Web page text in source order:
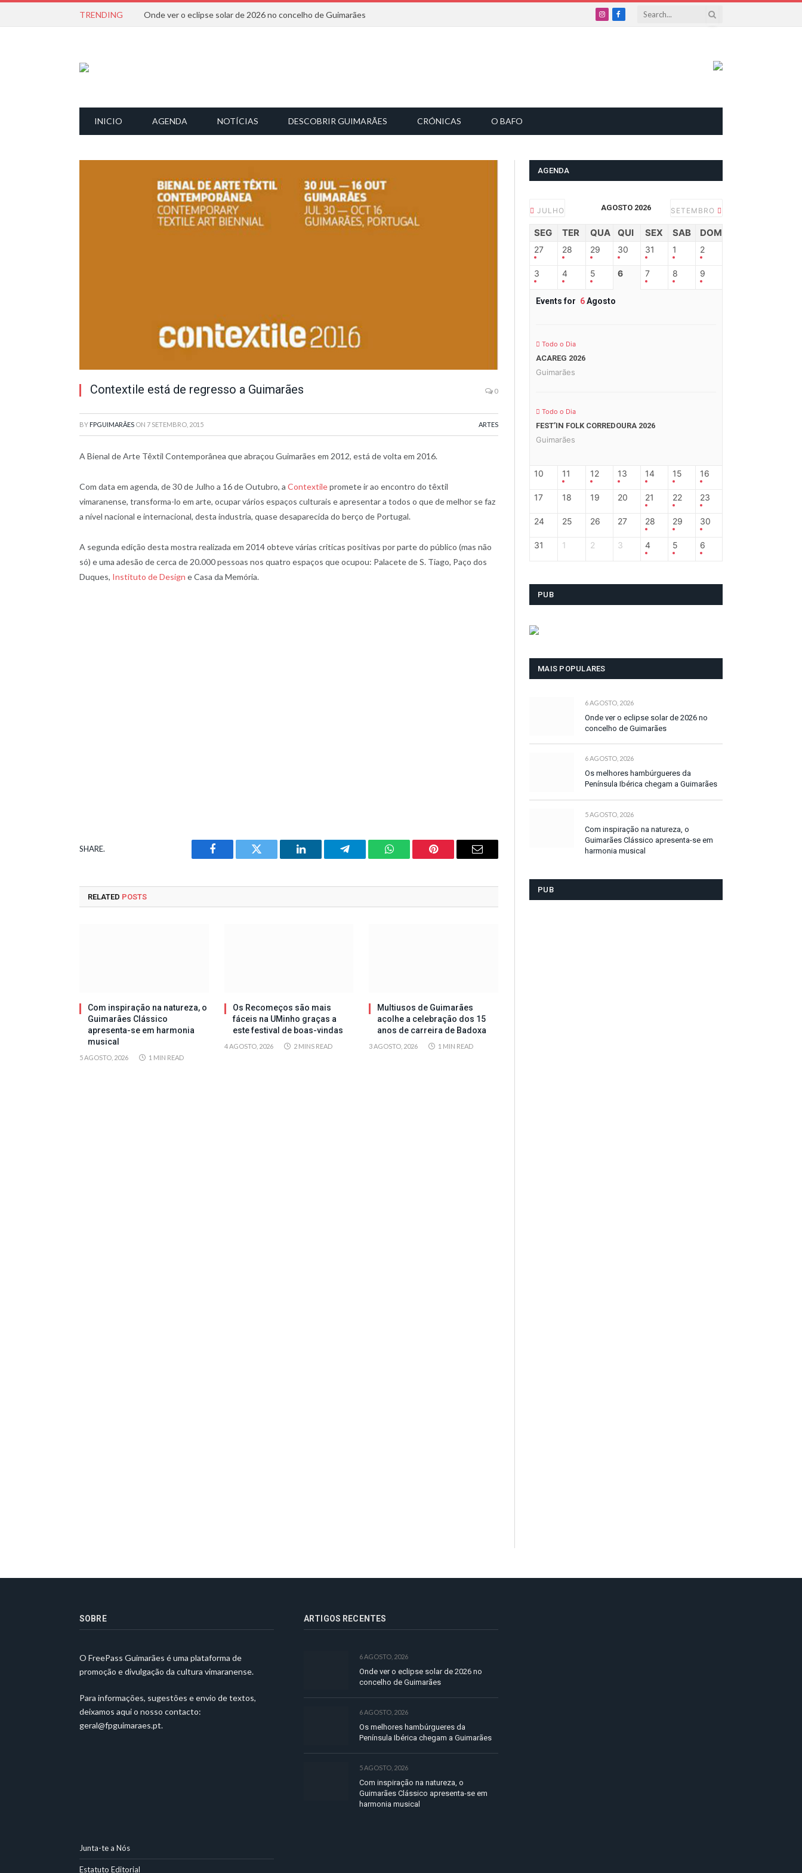
TRENDING Onde ver o eclipse solar de 2026 no concelho de Guimarães
InstagramFacebook
INICIO AGENDA NOTÍCIAS DESCOBRIR GUIMARÃES CRÓNICAS O BAFO
Contextile está de regresso a Guimarães 0
BY FPGUIMARÃES ON 7 SETEMBRO, 2015 ARTES
A Bienal de Arte Têxtil Contemporânea que abraçou Guimarães em 2012, está de volta em 2016.
Com data em agenda, de 30 de Julho a 16 de Outubro, a Contextilepromete ir ao encontro do têxtil
vimaranense, transforma-lo em arte, ocupar vários espaços culturais e apresentar a todos o que de melhor se faz
a nível nacional e internacional, desta industria, quase desaparecida do berço de Portugal.
A segunda edição desta mostra realizada em 2014 obteve várias criticas positivas por parte do público (mas não
só) e uma adesão de cerca de 20.000 pessoas nos quatro espaços que ocupou: Palacete de S. Tiago, Paço dos
Duques, Instituto de Design e Casa da Memória.
SHARE.
Facebook Twitter LinkedIn Telegram WhatsAppPinterest Email
RELATED POSTS
Com inspiração na natureza, o
Guimarães Clássico
apresenta-se em harmonia
musical
5 AGOSTO, 2026 1 MIN READ
Os Recomeços são mais
fáceis na UMinho graças a
este festival de boas-vindas
4 AGOSTO, 2026 2 MINS READ
Multiusos de Guimarães
acolhe a celebração dos 15
anos de carreira de Badoxa
3 AGOSTO, 2026 1 MIN READ
AGENDA
JULHO AGOSTO 2026 SETEMBRO
SEG TER QUA QUI SEX SAB DOM
27 28 29 30 31 1 2
3 4 5 6 7 8 9
Events for 6Agosto
Todo o Dia
ACAREG 2026
Guimarães
Todo o Dia
FEST’IN FOLK CORREDOURA 2026
Guimarães
10 11 12 13 14 15 16
17 18 19 20 21 22 23
24 25 26 27 28 29 30
31 1 2 3 4 5 6
PUB
MAIS POPULARES
6 AGOSTO, 2026
Onde ver o eclipse solar de 2026 no
concelho de Guimarães
6 AGOSTO, 2026
Os melhores hambúrgueres da
Península Ibérica chegam a Guimarães
5 AGOSTO, 2026
Com inspiração na natureza, o
Guimarães Clássico apresenta-se em
harmonia musical
PUB
SOBRE
O FreePass Guimarães é uma plataforma de
promoção e divulgação da cultura vimaranense.
Para informações, sugestões e envio de textos,
deixamos aqui o nosso contacto:
geral@fpguimaraes.pt.
ARTIGOS RECENTES
6 AGOSTO, 2026
Onde ver o eclipse solar de 2026 no
concelho de Guimarães
6 AGOSTO, 2026
Os melhores hambúrgueres da
Península Ibérica chegam a Guimarães
5 AGOSTO, 2026
Com inspiração na natureza, o
Guimarães Clássico apresenta-se em
harmonia musical
Junta-te a Nós
Estatuto Editorial